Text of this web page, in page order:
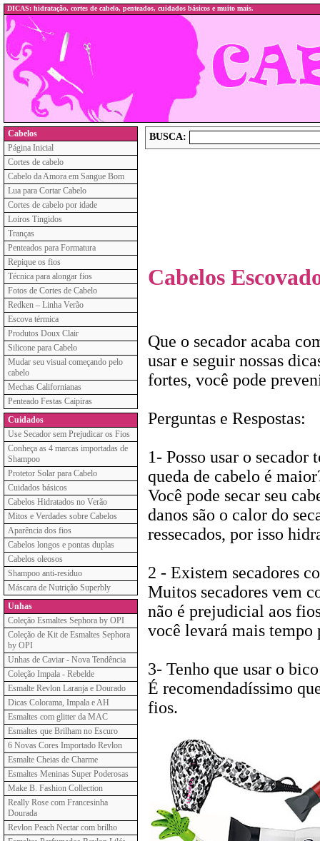
DICAS: hidratação, cortes de cabelo, penteados, cuidados básicos e muito mais.
Cabelos
Página Inicial
Cortes de cabelo
Cabelo da Amora em Sangue Bom
Lua para Cortar Cabelo
Cortes de cabelo por idade
Loiros Tingidos
Tranças
Penteados para Formatura
Repique os fios
Técnica para alongar fios
Fotos de Cortes de Cabelo
Redken – Linha Verão
Escova térmica
Produtos Doux Clair
Silicone para Cabelo
Mudar seu visual começando pelo
cabelo
Mechas Californianas
Penteado Festas Caipiras
Cuidados
Use Secador sem Prejudicar os Fios
Conheça as 4 marcas importadas de
Shampoo
Protetor Solar para Cabelo
Cuidados básicos
Cabelos Hidratados no Verão
Mitos e Verdades sobre Cabelos
Aparência dos fios
Cabelos longos e pontas duplas
Cabelos oleosos
Shampoo anti-resíduo
Máscara de Nutrição Superbly
Unhas
Coleção Esmaltes Sephora by OPI
Coleção de Kit de Esmaltes Sephora
by OPI
Unhas de Caviar - Nova Tendência
Coleção Impala - Rebelde
Esmalte Revlon Laranja e Dourado
Dicas Colorama, Impala e AH
Esmaltes com glitter da MAC
Esmaltes que Brilham no Escuro
6 Novas Cores Importado Revlon
Esmalte Cheias de Charme
Esmaltes Meninas Super Poderosas
Make B. Fashion Collection
Really Rose com Francesinha
Dourada
Revlon Peach Nectar com brilho
BUSCA:
Cabelos
Que o secador acaba
usar e seguir nossas
fortes, você pode
Perguntas e Respostas:
1- Posso usar o secador
queda de cabelo é
Você pode secar seu
danos são o calor do
ressecados, por isso
2 - Existem secadores
Muitos secadores vem
não é prejudicial aos
você levará mais tempo
3- Tenho que usar o
É recomendadíssimo
fios.